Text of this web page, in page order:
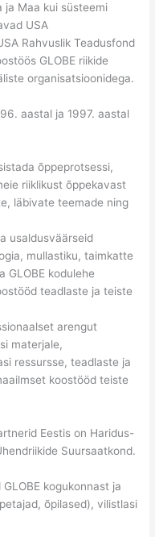
ja Maa kui süsteemi
USA
Rahvuslik Teadusfond
GLOBE riikide
organisatsioonidega.
aastal ja 1997. aastal
õppeprotsessi,
riiklikust õppekavast
läbivate teemade ning
usaldusväärseid
mullastiku, taimkatte
GLOBE kodulehe
teadlaste ja teiste
arengut
materjale,
ressursse, teadlaste ja
koostööd teiste
Eestis on Haridus-
Suursaatkond.
kogukonnast ja
õpilased), vilistlasi